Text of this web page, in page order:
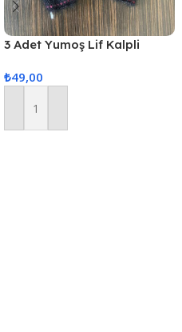
3 Adet Yumoş Lif Kalpli
₺49,00
Sepete Ekle